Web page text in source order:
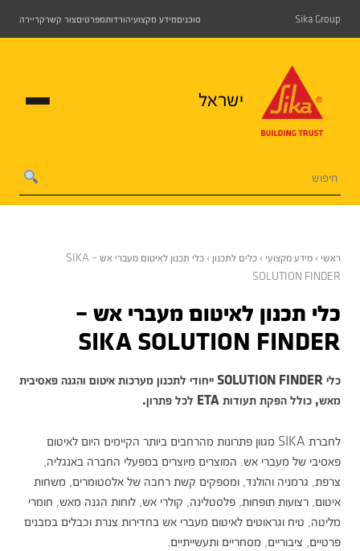
Sika Group סוכניםמידע מקצועיהורדותמפרטיםצור קשרקריירה
ישראל
ראשי › מידע מקצועי › כלים לתכנון › כלי תכנון לאיטום מעברי אש – SIKA
SOLUTION FINDER
כלי תכנון לאיטום מעברי אש –
SIKA SOLUTION FINDER
כלי SOLUTION FINDER ייחודי לתכנון מערכות איטום והגנה פאסיבית
מאש, כולל הפקת תעודות ETA לכל פתרון.
לחברת SIKA מגוון פתרונות מהרחבים ביותר הקיימים היום לאיטום
פאסיבי של מעברי אש. המוצרים מיוצרים במפעלי החברה באנגליה,
צרפת, גרמניה והולנד, ומספקים קשת רחבה של אלסטומרים, משחות
איטום, רצועות תופחות, פלסטלינה, קולרי אש, לוחות הגנה מאש, חומרי
מליטה, טיח וגראוטים לאיטום מעברי אש בחדירות צנרת וכבלים במבנים
פרטיים, ציבוריים, מסחריים ותעשייתיים.